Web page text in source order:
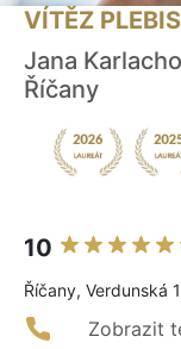
VÍTĚZ
Jana
Říčany
10
Říčany, Verdunská
Zobrazit